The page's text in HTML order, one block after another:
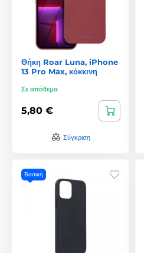
Θήκη Roar Luna, iPhone
13 Pro Max, κόκκινη
Σε απόθεμα
5,80 €
Σύγκριση
Βασική